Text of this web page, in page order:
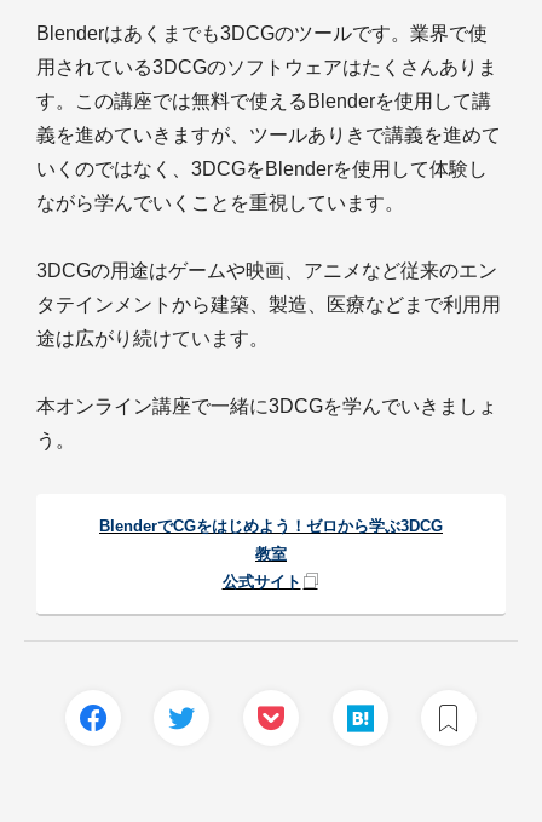
Blenderはあくまでも3DCGのツールです。業界で使
用されている3DCGのソフトウェアはたくさんありま
す。この講座では無料で使えるBlenderを使用して講
義を進めていきますが、ツールありきで講義を進めて
いくのではなく、3DCGをBlenderを使用して体験し
ながら学んでいくことを重視しています。
3DCGの用途はゲームや映画、アニメなど従来のエン
タテインメントから建築、製造、医療などまで利用用
途は広がり続けています。
本オンライン講座で一緒に3DCGを学んでいきましょ
う。
BlenderでCGをはじめよう！ゼロから学ぶ3DCG
教室
公式サイト